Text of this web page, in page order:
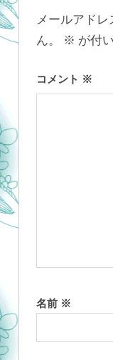
シ
ン
メールアド
ん。
※ が付
コメント ※
名前 ※